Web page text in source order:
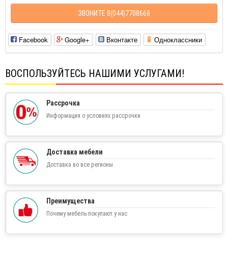
ЗВОНИТЕ 8(044)7708668
Facebook Google+ Вконтакте Одноклассники
ВОСПОЛЬЗУЙТЕСЬ НАШИМИ УСЛУГАМИ!
Рассрочка
Информация о условиях рассрочки
Доставка мебели
Доставка во все регионы
Преимущества
Почему мебель покупают у нас